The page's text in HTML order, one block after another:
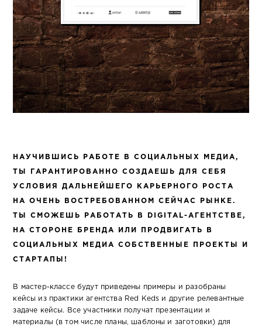
НАУЧИВШИСЬ РАБОТЕ В СОЦИАЛЬНЫХ МЕДИА,
ТЫ ГАРАНТИРОВАННО СОЗДАЕШЬ ДЛЯ СЕБЯ
УСЛОВИЯ ДАЛЬНЕЙШЕГО КАРЬЕРНОГО РОСТА
НА ОЧЕНЬ ВОСТРЕБОВАННОМ СЕЙЧАС РЫНКЕ.
ТЫ СМОЖЕШЬ РАБОТАТЬ В DIGITAL-АГЕНТСТВЕ,
НА СТОРОНЕ БРЕНДА ИЛИ ПРОДВИГАТЬ В
СОЦИАЛЬНЫХ МЕДИА СОБСТВЕННЫЕ ПРОЕКТЫ И
СТАРТАПЫ!
В мастер-классе будут приведены примеры и разобраны
кейсы из практики агентства Red Keds и другие релевантные
задаче кейсы. Все участники получат презентации и
материалы (в том числе планы, шаблоны и заготовки) для